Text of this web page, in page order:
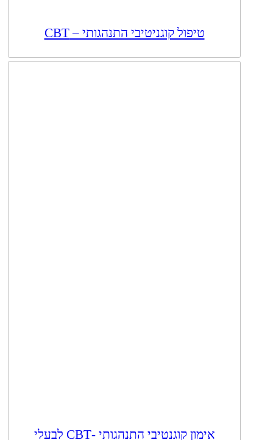
טיפול קוגניטיבי התנהגותי – CBT
אימון קוגנטיבי התנהגותי -CBT לבעלי